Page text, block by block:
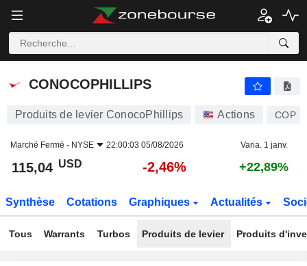
CONOCOPHILLIPS
CONOCOPHILLIPS
Produits de levier ConocoPhillips Actions COP
Marché Fermé - NYSE 22:00:03 05/08/2026 Varia. 1 janv.
115,04 USD -2,46% +22,89%
Synthèse Cotations Graphiques Actualités
Tous Warrants Turbos Produits de levier Produits